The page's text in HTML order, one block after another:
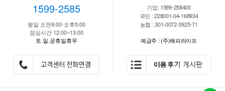
1599-2585
평일 오전9:00-오후5:00
점심시간 12:00~13:00
토.일.공휴일휴무
기업: 1599-258400
국민 : 228001-04-168934
농협 : 301-0072-3925-71
예금주 : (주)해피라이프